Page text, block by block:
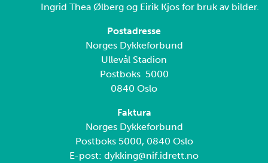
Ingrid Thea Ølberg og Eirik Kjos for bruk av bilder.
Postadresse
Norges Dykkeforbund
Ullevål Stadion
Postboks 5000
0840 Oslo
Faktura
Norges Dykkeforbund
Postboks 5000, 0840 Oslo
E-post: dykking@nif.idrett.no